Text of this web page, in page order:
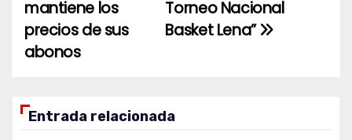
entradas
Torneo Nacional
Basket Lena”
mantiene los
precios de sus
abonos
Entrada relacionada